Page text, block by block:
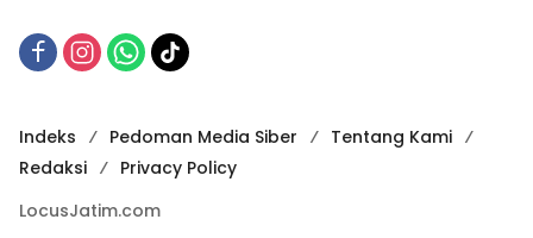
Indeks Pedoman Media Siber
Tentang Kami
Redaksi
Privacy Policy
LocusJatim.com